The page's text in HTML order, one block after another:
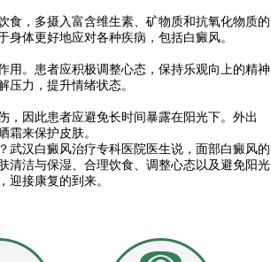
，多摄入富含维生素、矿物质和抗氧化物质的
体更好地应对各种疾病，包括白癜风。
。患者应积极调整心态，保持乐观向上的精神
压力，提升情绪状态。
因此患者应避免长时间暴露在阳光下。外出
霜来保护皮肤。
汉白癜风治疗专科医院医生说，面部白癜风的
清洁与保湿、合理饮食、调整心态以及避免阳光
迎接康复的到来。